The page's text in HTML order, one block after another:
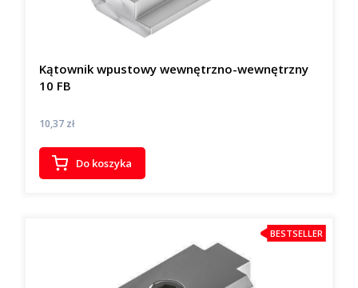
Kątownik wpustowy wewnętrzno-wewnętrzny
10 FB
Cena
10,37 zł
Do koszyka
BESTSELLER